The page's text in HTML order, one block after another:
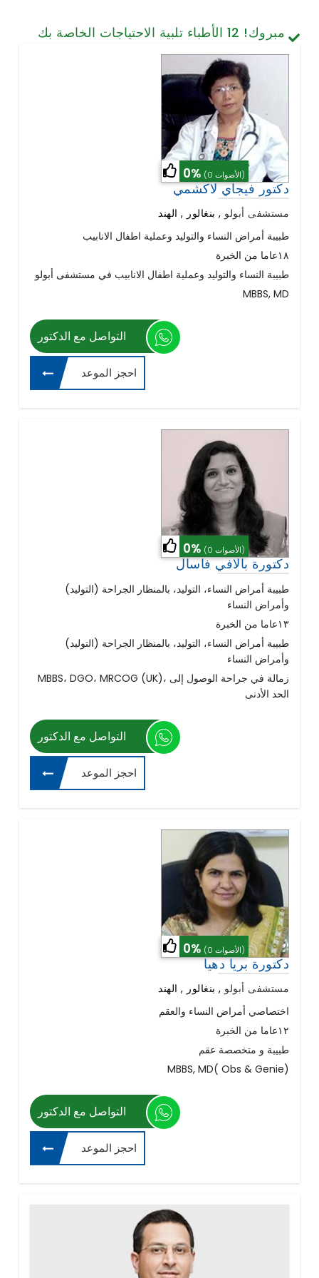
الخلايا الجذعية / الطب التجديدي
العمود الفقري وآلام الظهر
أمراض الرئة
الجراحة العامة
مبروك! 12 الأطباء تلبية الاحتياجات الخاصة بك
0% (0 الأصوات)
دكتور فيجاي لاكشمي
مستشفى أبولو , بنغالور , الهند
طبيبة أمراض النساء والتوليد وعملية اطفال الانابيب
١٨عاما من الخبرة
طبيبة النساء والتوليد وعملية اطفال الانابيب في مستشفى أبولو
MBBS, MD
التواصل مع الدكتور
احجز الموعد
0% (0 الأصوات)
دكتورة بالافي فاسال
(طبيبة أمراض النساء، التوليد، بالمنظار الجراحة (التوليد
وأمراض النساء
١٣عاما من الخبرة
(طبيبة أمراض النساء، التوليد، بالمنظار الجراحة (التوليد
وأمراض النساء
MBBS، DGO، MRCOG (UK)، زمالة في جراحة الوصول إلى
الحد الأدنى
التواصل مع الدكتور
احجز الموعد
0% (0 الأصوات)
دكتورة بريا دهيا
مستشفى أبولو , بنغالور , الهند
اختصاصي أمراض النساء والعقم
١٢عاما من الخبرة
طبيبة و متخصصة عقم
MBBS, MD( Obs & Genie)
التواصل مع الدكتور
احجز الموعد